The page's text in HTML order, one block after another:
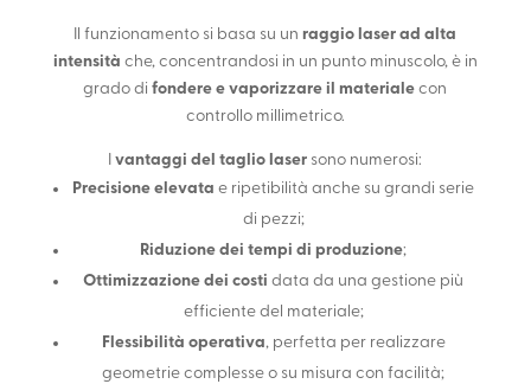
Il funzionamento si basa su unraggio laser ad alta
intensità che, concentrandosi in un punto minuscolo, è in
grado difondere e vaporizzare il materiale con
controllo millimetrico.
Ivantaggi del taglio laser sono numerosi:
Precisione elevata e ripetibilità anche su grandi serie
di pezzi;
Riduzione dei tempi di produzione;
Ottimizzazione dei costi data da una gestione più
efficiente del materiale;
Flessibilità operativa, perfetta per realizzare
geometrie complesse o su misura con facilità;